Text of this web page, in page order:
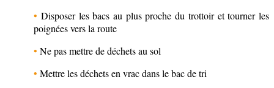
• Disposer les bacs au plus proche du trottoir et tourner les
poignées vers la route
•Ne pas mettre de déchets au sol
•Mettre les déchets en vrac dans le bac de tri